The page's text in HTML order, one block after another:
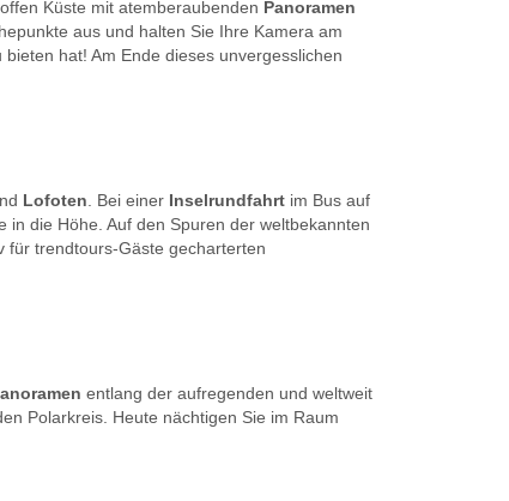
Küste mit atemberaubenden Panoramen
aus und halten Sie Ihre Kamera am
hat! Am Ende dieses unvergesslichen
Lofoten . Bei einer Inselrundfahrt im Bus auf
in die Höhe. Auf den Spuren der weltbekannten
für trendtours-Gäste gecharterten
entlang der aufregenden und weltweit
Polarkreis. Heute nächtigen Sie im Raum